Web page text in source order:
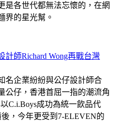
是各世代都無法忘懷的，在網
界的星光幫。
師Richard Wong再戰台灣
名企業紛紛與公仔設計師合
公仔，香港首屈一指的潮流角
C.i.Boys成功為統一飲品代
，今年更受到7-ELEVEN的